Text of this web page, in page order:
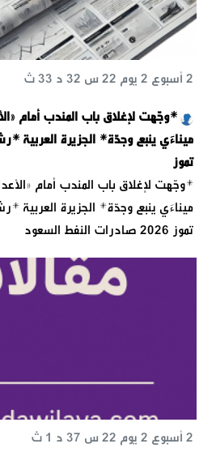
*وجّهت لإغلاق باب المندب أمام
تموز
2 أسبوع 2 يوم 22 س 32 د 33 ث
*وجّهت لإغلاق باب المندب أمام
تموز 2026 صادرات النفط السعود
2 أسبوع 2 يوم 22 س 37 د 1 ث